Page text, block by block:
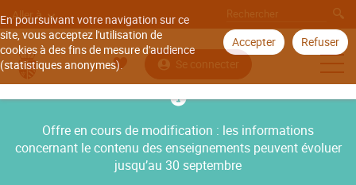
En poursuivant votre navigation sur ce
site, vous acceptez l'utilisation de
cookies à des fins de mesure d'audience
(statistiques anonymes).
Accepter Refuser
Aller à
Se connecter
Offre en cours de modification : les informations
concernant le contenu des enseignements peuvent évoluer
jusqu’au 30 septembre